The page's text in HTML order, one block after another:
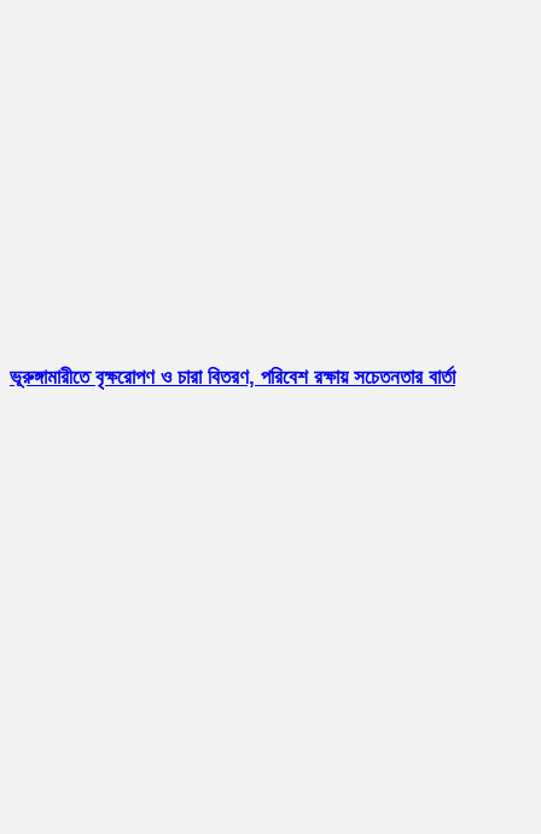
ভূরুঙ্গামারীতে বৃক্ষরোপণ ও চারা বিতরণ, পরিবেশ রক্ষায় সচেতনতার বার্তা